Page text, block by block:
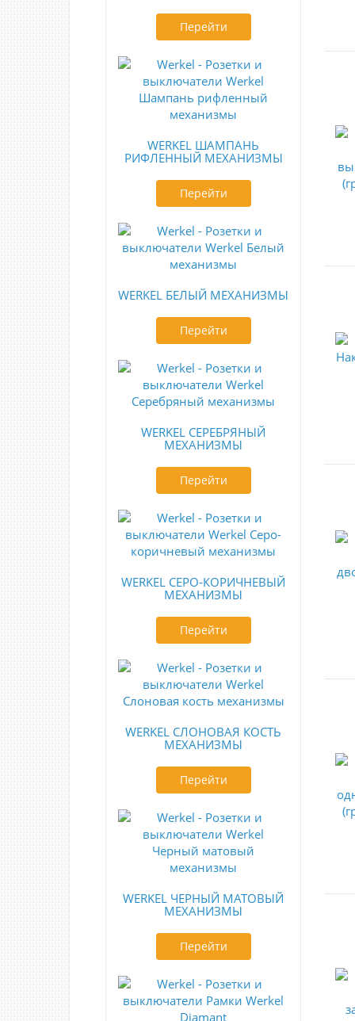
Перейти
WERKEL ШАМПАНЬ
РИФЛЕННЫЙ МЕХАНИЗМЫ
Перейти
WERKEL БЕЛЫЙ МЕХАНИЗМЫ
Перейти
WERKEL СЕРЕБРЯНЫЙ
МЕХАНИЗМЫ
Перейти
WERKEL СЕРО-КОРИЧНЕВЫЙ
МЕХАНИЗМЫ
Перейти
WERKEL СЛОНОВАЯ КОСТЬ
МЕХАНИЗМЫ
Перейти
WERKEL ЧЕРНЫЙ МАТОВЫЙ
МЕХАНИЗМЫ
Перейти